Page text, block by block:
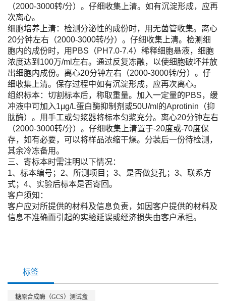
（2000-3000转/分）。仔细收集上清。如有沉淀形成，应再
次离心。
细胞培养上清：检测分泌性的成份时，用无菌管收集。离心
20分钟左右（2000-3000转/分）。仔细收集上清。检测细
胞内的成份时，用PBS（PH7.0-7.4）稀释细胞悬液，细胞
浓度达到100万/ml左右。通过反复冻融，以使细胞破坏并放
出细胞内成份。离心20分钟左右（2000-3000转/分）。仔
细收集上清。保存过程中如有沉淀形成，应再次离心。
组织标本：切割标本后，称取重量。加入一定量的PBS，缓
冲液中可加入1μg/L蛋白酶抑制剂或50U/ml的Aprotinin（抑
肽酶）。用手工或匀浆器将标本匀浆充分。离心20分钟左右
（2000-3000转/分）。仔细收集上清置于-20度或-70度保
存，如有必要，可以将样品浓缩干燥。分装后一份待检测，
其余冷冻备用。
三、寄标本时需注明以下情况：
1、标本编号；2、所测项目；3、是否做复孔；3、联系方
式；4、实验后标本是否寄回。
客户须知：
客户应对所提供的材料及信息负责，如因客户提供的材料及
信息不准确而引起的实验延误或经济损失由客户承担。
标签
糖原合成酶（GCS）测试盒